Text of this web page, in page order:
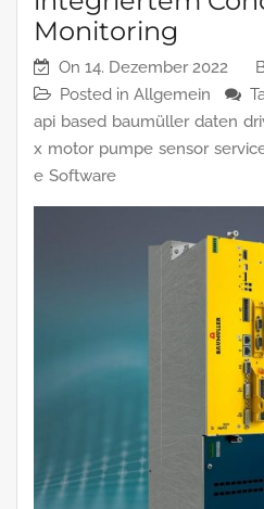
Monitoring
On 14. Dezember 2022
Posted in Allgemein
api based baumüller daten
x motor pumpe sensor
e Software